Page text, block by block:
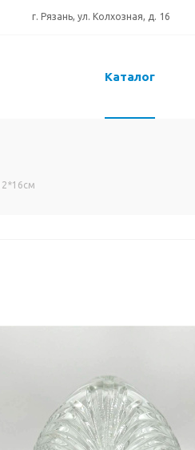
г. Рязань, ул. Колхозная, д. 16
Каталог